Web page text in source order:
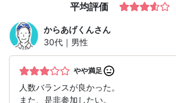
平均評価
からあげくんさん
30代｜男性
やや満足
人数バランスが良かった。
また、是非参加したい。